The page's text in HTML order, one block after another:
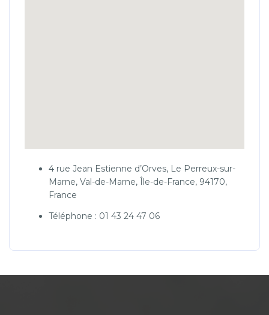
4 rue Jean Estienne d’Orves, Le Perreux-sur-
Marne, Val-de-Marne, Île-de-France, 94170,
France
Téléphone : 01 43 24 47 06